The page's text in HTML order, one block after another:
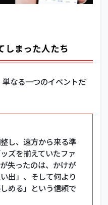
しまった人たち
なる一つのイベントだ
し、遠方から来る準
ズを揃えていたファ
失ったのは、かけが
出」、そして何より
める」という信頼で